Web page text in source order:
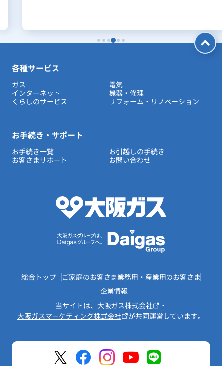
各種サービス
ガス
電気
インターネット
機器・修理
くらしのサービス
リフォーム・リノベーション
お手続き・サポート
お手続き一覧
お引越しの手続き
お客さまサポート
お問い合わせ
総合トップ ご家庭のお客さま業務用・産業用のお客さま
企業情報
当サイトは、 大阪ガス株式会社
・
大阪ガスマーケティング株式会社
が共同運営しています。